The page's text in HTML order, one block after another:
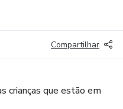
Compartilhar
crianças que estão em